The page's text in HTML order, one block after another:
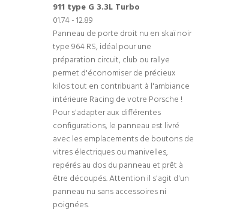
911 type G 3.3L Turbo
01.74 - 12.89
Panneau de porte droit nu en skaï noir
type 964 RS, idéal pour une
préparation circuit, club ou rallye
permet d'économiser de précieux
kilos tout en contribuant à l'ambiance
intérieure Racing de votre Porsche !
Pour s'adapter aux différentes
configurations, le panneau est livré
avec les emplacements de boutons de
vitres électriques ou manivelles,
repérés au dos du panneau et prêt à
être découpés. Attention il s'agit d'un
panneau nu sans accessoires ni
poignées.